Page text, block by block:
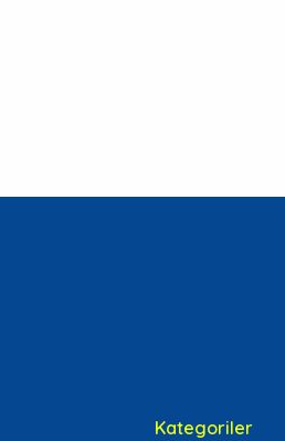
Kategoriler